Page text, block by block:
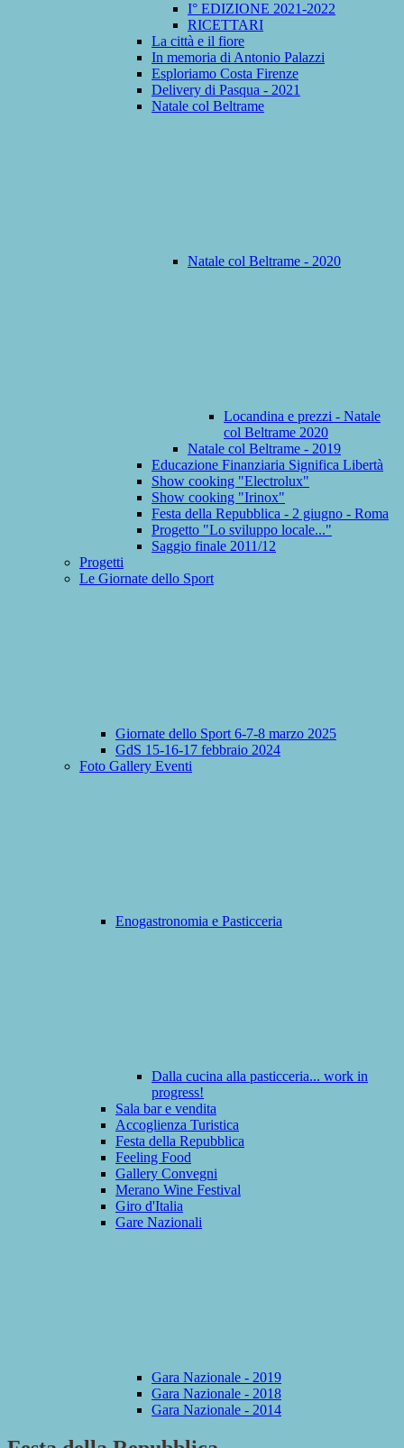
I° EDIZIONE 2021-2022
RICETTARI
La città e il fiore
In memoria di Antonio Palazzi
Esploriamo Costa Firenze
Delivery di Pasqua - 2021
Natale col Beltrame
Natale col Beltrame - 2020
Locandina e prezzi - Natale
col Beltrame 2020
Natale col Beltrame - 2019
Educazione Finanziaria Significa Libertà
Show cooking "Electrolux"
Show cooking "Irinox"
Festa della Repubblica - 2 giugno - Roma
Progetto "Lo sviluppo locale..."
Saggio finale 2011/12
Progetti
Le Giornate dello Sport
Giornate dello Sport 6-7-8 marzo 2025
GdS 15-16-17 febbraio 2024
Foto Gallery Eventi
Enogastronomia e Pasticceria
Dalla cucina alla pasticceria... work in
progress!
Sala bar e vendita
Accoglienza Turistica
Festa della Repubblica
Feeling Food
Gallery Convegni
Merano Wine Festival
Giro d'Italia
Gare Nazionali
Gara Nazionale - 2019
Gara Nazionale - 2018
Gara Nazionale - 2014